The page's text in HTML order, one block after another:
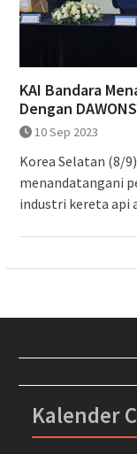
KAI Bandara
Dengan
10 Sep 2023
Korea Selatan (8/
menandatangani
industri kereta api
Kalender